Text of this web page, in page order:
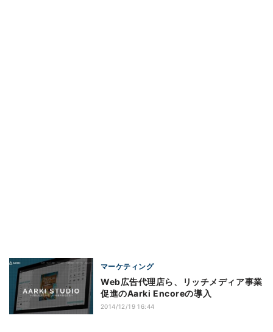
マーケティング
Web広告代理店ら、リッチメディア事業
促進のAarki Encoreの導入
2014/12/19 16:44